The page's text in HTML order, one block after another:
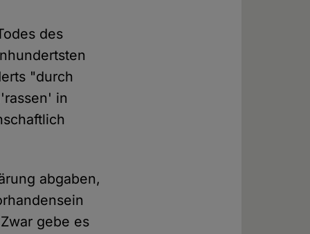
des
"durch
in
abgaben,
gebe es